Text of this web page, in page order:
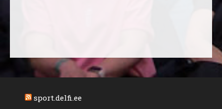
sport.delfi.ee